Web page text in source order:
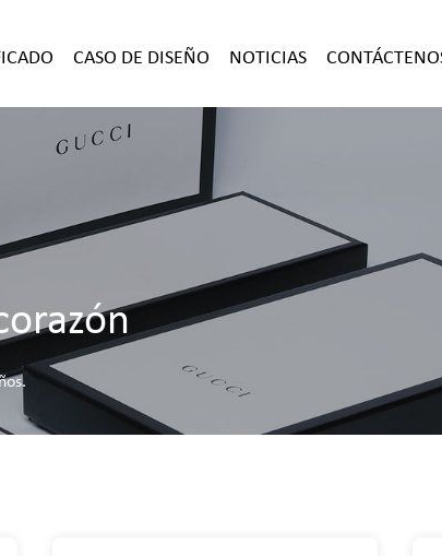
CASO DE DISEÑO NOTICIAS